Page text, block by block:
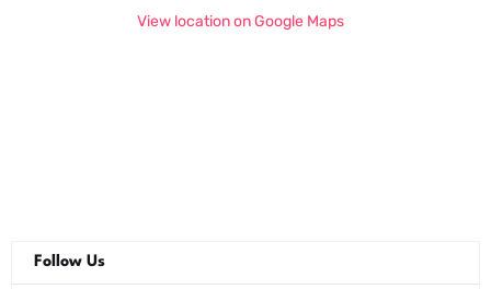
View location on Google Maps
Follow Us